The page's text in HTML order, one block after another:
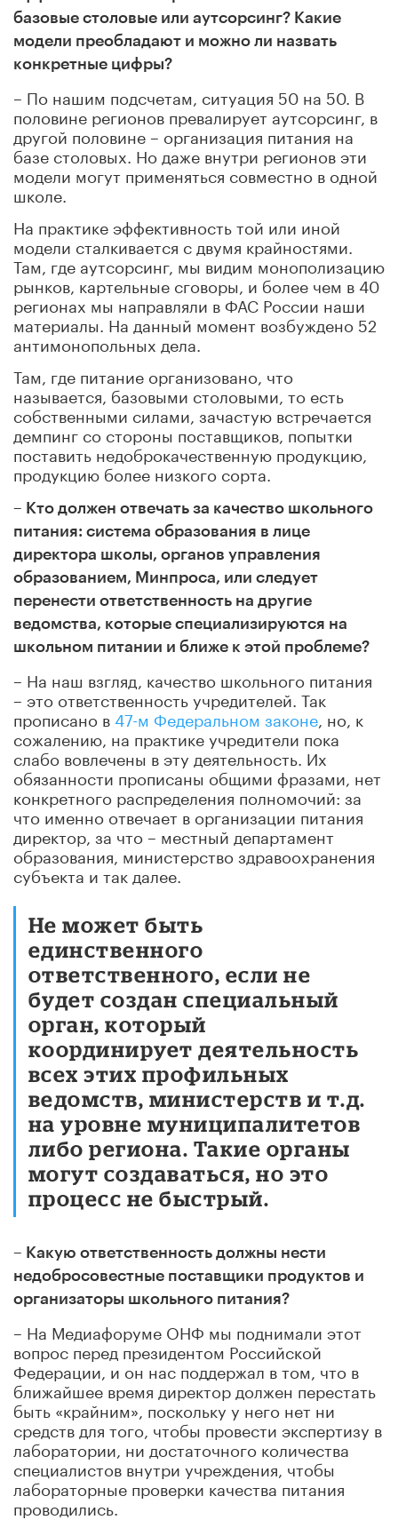
базовые столовые или аутсорсинг? Какие
модели преобладают и можно ли назвать
конкретные цифры?
– По нашим подсчетам, ситуация 50 на 50. В
половине регионов превалирует аутсорсинг, в
другой половине – организация питания на
базе столовых. Но даже внутри регионов эти
модели могут применяться совместно в одной
школе.
На практике эффективность той или иной
модели сталкивается с двумя крайностями.
Там, где аутсорсинг, мы видим монополизацию
рынков, картельные сговоры, и более чем в 40
регионах мы направляли в ФАС России наши
материалы. На данный момент возбуждено 52
антимонопольных дела.
Там, где питание организовано, что
называется, базовыми столовыми, то есть
собственными силами, зачастую встречается
демпинг со стороны поставщиков, попытки
поставить недоброкачественную продукцию,
продукцию более низкого сорта.
– Кто должен отвечать за качество школьного
питания: система образования в лице
директора школы, органов управления
образованием, Минпроса, или следует
перенести ответственность на другие
ведомства, которые специализируются на
школьном питании и ближе к этой проблеме?
– На наш взгляд, качество школьного питания
– это ответственность учредителей. Так
прописано в47-м Федеральном законе , но, к
сожалению, на практике учредители пока
слабо вовлечены в эту деятельность. Их
обязанности прописаны общими фразами, нет
конкретного распределения полномочий: за
что именно отвечает в организации питания
директор, за что – местный департамент
образования, министерство здравоохранения
субъекта и так далее.
Не может быть
единственного
ответственного, если не
будет создан специальный
орган, который
координирует деятельность
всех этих профильных
ведомств, министерств и т.д.
на уровне муниципалитетов
либо региона. Такие органы
могут создаваться, но это
процесс не быстрый.
– Какую ответственность должны нести
недобросовестные поставщики продуктов и
организаторы школьного питания?
– На Медиафоруме ОНФ мы поднимали этот
вопрос перед президентом Российской
Федерации, и он нас поддержал в том, что в
ближайшее время директор должен перестать
быть «крайним», поскольку у него нет ни
средств для того, чтобы провести экспертизу в
лаборатории, ни достаточного количества
специалистов внутри учреждения, чтобы
лабораторные проверки качества питания
проводились.